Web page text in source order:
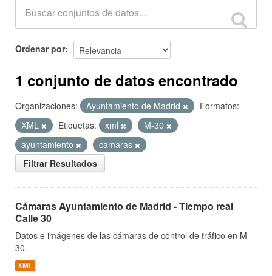
Ordenar por
1 conjunto de datos encontrado
Organizaciones: Ayuntamiento de Madrid
Formatos:
XML
Etiquetas: xml
M-30
ayuntamiento
camaras
Filtrar Resultados
Cámaras Ayuntamiento de Madrid - Tiempo real
Calle 30
Datos e imágenes de las cámaras de control de tráfico en M-
30.
XML